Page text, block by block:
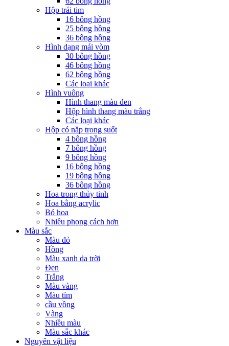
Hộp trái tim
16 bông hồng
25 bông hồng
36 bông hồng
Hình dạng mái vòm
30 bông hồng
46 bông hồng
62 bông hồng
Các loại khác
Hình vuông
Hình thang màu đen
Hộp hình thang màu trắng
Các loại khác
Hộp có nắp trong suốt
4 bông hồng
7 bông hồng
9 bông hồng
16 bông hồng
19 bông hồng
36 bông hồng
Hoa trong thủy tinh
Hoa bằng acrylic
Bó hoa
Nhiều phong cách hơn
Màu sắc
Màu đỏ
Hồng
Màu xanh da trời
Đen
Trắng
Màu vàng
Màu tím
cầu vồng
Vàng
Nhiều màu
Màu sắc khác
Nguyên vật liệu